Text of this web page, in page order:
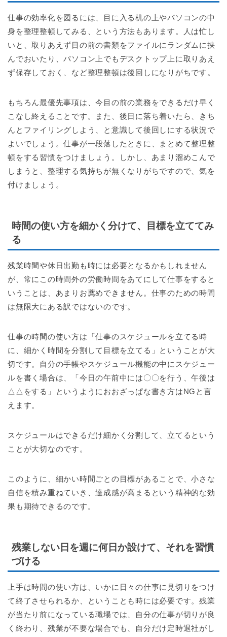
仕事の効率化を図るには、目に入る机の上やパソコンの中
身を整理整頓してみる、という方法もあります。人は忙し
いと、取りあえず目の前の書類をファイルにランダムに挟
んでおいたり、パソコン上でもデスクトップ上に取りあえ
ず保存しておく、など整理整頓は後回しになりがちです。
もちろん最優先事項は、今目の前の業務をできるだけ早く
こなし終えることです。また、後日に落ち着いたら、きち
んとファイリングしよう、と意識して後回しにする状況で
よいでしょう。仕事が一段落したときに、まとめて整理整
頓をする習慣をつけましょう。しかし、あまり溜めこんで
しまうと、整理する気持ちが無くなりがちですので、気を
付けましょう。
時間の使い方を細かく分けて、目標を立ててみ
る
残業時間や休日出勤も時には必要となるかもしれません
が、常にこの時間外の労働時間をあてにして仕事をすると
いうことは、あまりお薦めできません。仕事のための時間
は無限大にある訳ではないのです。
仕事の時間の使い方は「仕事のスケジュールを立てる時
に、細かく時間を分割して目標を立てる」ということが大
切です。自分の手帳やスケジュール機能の中にスケジュー
ルを書く場合は、「今日の午前中には〇〇を行う、午後は
△△をする」というようにおおざっぱな書き方はNGと言
えます。
スケジュールはできるだけ細かく分割して、立てるという
ことが大切なのです。
このように、細かい時間ごとの目標があることで、小さな
自信を積み重ねていき、達成感が高まるという精神的な効
果も期待できるのです。
残業しない日を週に何日か設けて、それを習慣
づける
上手は時間の使い方は、いかに日々の仕事に見切りをつけ
て終了させられるか、ということも時には必要です。残業
が当たり前になっている職場では、自分の仕事が切りが良
く終わり、残業が不要な場合でも、自分だけ定時退社がし